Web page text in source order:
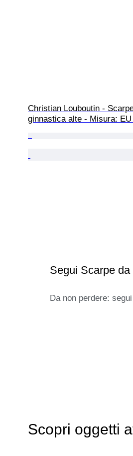
Christian Louboutin -
ginnastica alte - Misura: EU
Segui Scarpe
Da non perdere:
Scopri oggetti